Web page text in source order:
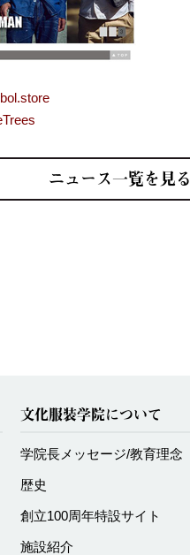
ニュース一覧を見る
文化服装学院について
学院長メッセージ/教育理念
歴史
創立100周年特設サイト
施設紹介